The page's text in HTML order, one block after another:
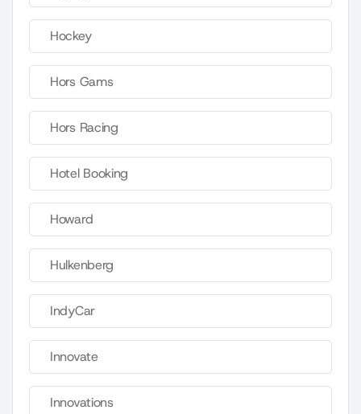
Hockey
Hors Gams
Hors Racing
Hotel Booking
Howard
Hulkenberg
IndyCar
Innovate
Innovations